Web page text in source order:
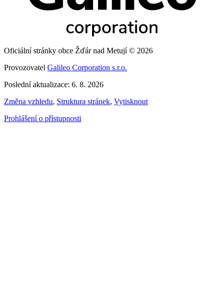
Oficiální stránky obce Žďár nad Metují © 2026
Provozovatel Galileo Corporation s.r.o.
Poslední aktualizace: 6. 8. 2026
Změna vzhledu, Struktura stránek, Vytisknout
Prohlášení o přístupnosti